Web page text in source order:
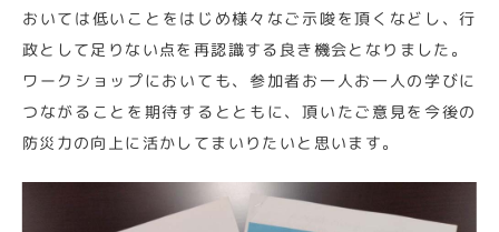
おいては低いことをはじめ様々なご示唆を頂くなどし、行
政として足りない点を再認識する良き機会となりました。
ワークショップにおいても、参加者お一人お一人の学びに
つながることを期待するとともに、頂いたご意見を今後の
防災力の向上に活かしてまいりたいと思います。